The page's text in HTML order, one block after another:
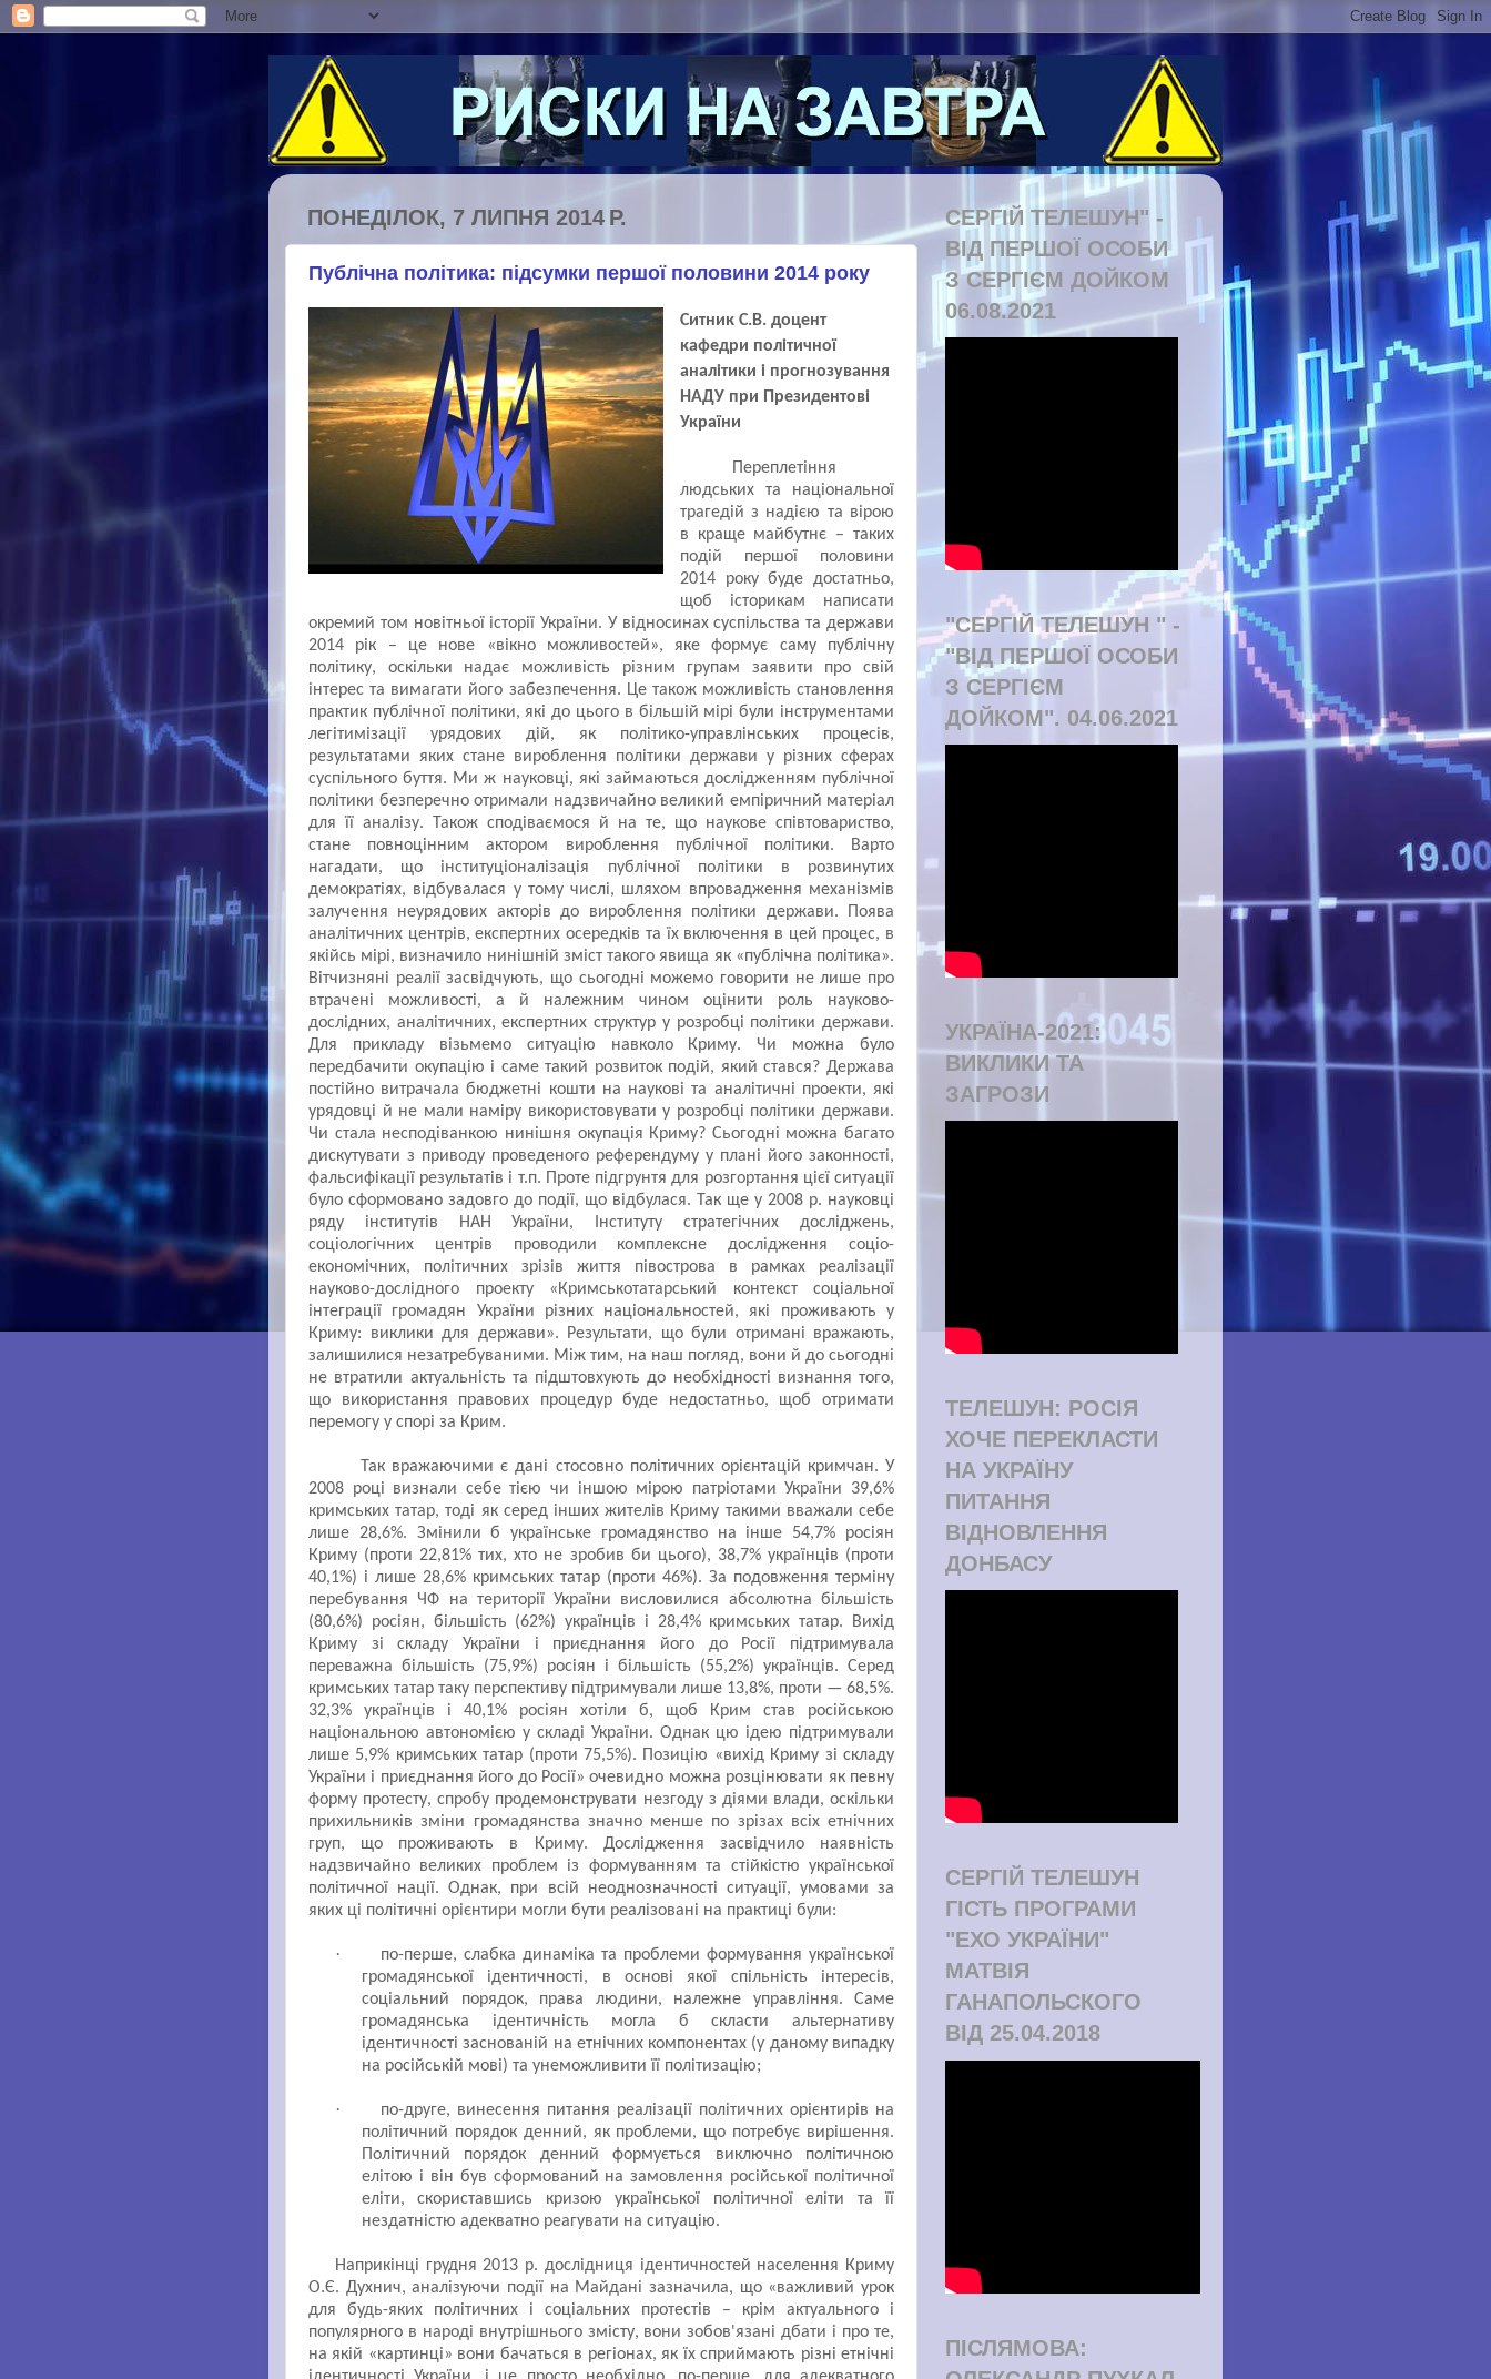
ПОНЕДІЛОК, 7 ЛИПНЯ 2014 Р.
Публічна політика: підсумки першої половини 2014 року
Ситник С.В. доцент
кафедри політичної
аналітики і прогнозування
НАДУ при Президентові
України
Переплетіння
людських та національної
трагедій з надією та вірою
в краще майбутнє – таких
подій першої половини
2014 року буде достатньо,
щоб історикам написати
окремий том новітньої історії України. У відносинах суспільства та держави
2014 рік – це нове «вікно можливостей», яке формує саму публічну
політику, оскільки надає можливість різним групам заявити про свій
інтерес та вимагати його забезпечення. Це також можливість становлення
практик публічної політики, які до цього в більшій мірі були інструментами
легітимізації урядових дій, як політико-управлінських процесів,
результатами яких стане вироблення політики держави у різних сферах
суспільного буття. Ми ж науковці, які займаються дослідженням публічної
політики безперечно отримали надзвичайно великий емпіричний матеріал
для її аналізу. Також сподіваємося й на те, що наукове співтовариство,
стане повноцінним актором вироблення публічної політики. Варто
нагадати, що інституціоналізація публічної політики в розвинутих
демократіях, відбувалася у тому числі, шляхом впровадження механізмів
залучення неурядових акторів до вироблення політики держави. Поява
аналітичних центрів, експертних осередків та їх включення в цей процес, в
якійсь мірі, визначило нинішній зміст такого явища як «публічна політика».
Вітчизняні реалії засвідчують, що сьогодні можемо говорити не лише про
втрачені можливості, а й належним чином оцінити роль науково-
дослідних, аналітичних, експертних структур у розробці політики держави.
Для прикладу візьмемо ситуацію навколо Криму. Чи можна було
передбачити окупацію і саме такий розвиток подій, який стався? Держава
постійно витрачала бюджетні кошти на наукові та аналітичні проекти, які
урядовці й не мали наміру використовувати у розробці політики держави.
Чи стала несподіванкою нинішня окупація Криму? Сьогодні можна багато
дискутувати з приводу проведеного референдуму у плані його законності,
фальсифікації результатів і т.п. Проте підгрунтя для розгортання цієї ситуації
було сформовано задовго до події, що відбулася. Так ще у 2008 р. науковці
ряду інститутів НАН України, Інституту стратегічних досліджень,
соціологічних центрів проводили комплексне дослідження соціо-
економічних, політичних зрізів життя півострова в рамках реалізації
науково-дослідного проекту «Кримськотатарський контекст соціальної
інтеграції громадян України різних національностей, які проживають у
Криму: виклики для держави». Результати, що були отримані вражають,
залишилися незатребуваними. Між тим, на наш погляд, вони й до сьогодні
не втратили актуальність та підштовхують до необхідності визнання того,
що використання правових процедур буде недостатньо, щоб отримати
перемогу у спорі за Крим.
Так вражаючими є дані стосовно політичних орієнтацій кримчан. У
2008 році визнали себе тією чи іншою мірою патріотами України 39,6%
кримських татар, тоді як серед інших жителів Криму такими вважали себе
лише 28,6%. Змінили б українське громадянство на інше 54,7% росіян
Криму (проти 22,81% тих, хто не зробив би цього), 38,7% українців (проти
40,1%) і лише 28,6% кримських татар (проти 46%). За подовження терміну
перебування ЧФ на території України висловилися абсолютна більшість
(80,6%) росіян, більшість (62%) українців і 28,4% кримських татар. Вихід
Криму зі складу України і приєднання його до Росії підтримувала
переважна більшість (75,9%) росіян і більшість (55,2%) українців. Серед
кримських татар таку перспективу підтримували лише 13,8%, проти — 68,5%.
32,3% українців і 40,1% росіян хотіли б, щоб Крим став російською
національною автономією у складі України. Однак цю ідею підтримували
лише 5,9% кримських татар (проти 75,5%). Позицію «вихід Криму зі складу
України і приєднання його до Росії» очевидно можна розцінювати як певну
форму протесту, спробу продемонструвати незгоду з діями влади, оскільки
прихильників зміни громадянства значно менше по зрізах всіх етнічних
груп, що проживають в Криму. Дослідження засвідчило наявність
надзвичайно великих проблем із формуванням та стійкістю української
політичної нації. Однак, при всій неоднозначності ситуації, умовами за
яких ці політичні орієнтири могли бути реалізовані на практиці були:
·
по-перше, слабка динаміка та проблеми формування української
громадянської ідентичності, в основі якої спільність інтересів,
соціальний порядок, права людини, належне управління. Саме
громадянська ідентичність могла б скласти альтернативу
ідентичності заснованій на етнічних компонентах (у даному випадку
на російській мові) та унеможливити її політизацію;
·
по-друге, винесення питання реалізації політичних орієнтирів на
політичний порядок денний, як проблеми, що потребує вирішення.
Політичний порядок денний формується виключно політичною
елітою і він був сформований на замовлення російської політичної
еліти, скориставшись кризою української політичної еліти та її
нездатністю адекватно реагувати на ситуацію.
Наприкінці грудня 2013 р. дослідниця ідентичностей населення Криму
О.Є. Духнич, аналізуючи події на Майдані зазначила, що «важливий урок
для будь-яких політичних і соціальних протестів – крім актуального і
популярного в народі внутрішнього змісту, вони зобов'язані дбати і про те,
на якій «картинці» вони бачаться в регіонах, як їх сприймають різні етнічні
СЕРГІЙ ТЕЛЕШУН" -
ВІД ПЕРШОЇ ОСОБИ
З СЕРГІЄМ ДОЙКОМ
06.08.2021
"СЕРГІЙ ТЕЛЕШУН " -
"ВІД ПЕРШОЇ ОСОБИ
З СЕРГІЄМ
ДОЙКОМ". 04.06.2021
УКРАЇНА-2021:
ВИКЛИКИ ТА
ЗАГРОЗИ
ТЕЛЕШУН: РОСІЯ
ХОЧЕ ПЕРЕКЛАСТИ
НА УКРАЇНУ
ПИТАННЯ
ВІДНОВЛЕННЯ
ДОНБАСУ
СЕРГІЙ ТЕЛЕШУН
ГІСТЬ ПРОГРАМИ
"ЕХО УКРАЇНИ"
МАТВІЯ
ГАНАПОЛЬСКОГО
ВІД 25.04.2018
ПІСЛЯМОВА: